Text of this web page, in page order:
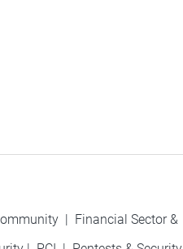
| Financial Sector &